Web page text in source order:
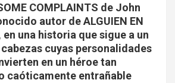
COMPLAINTS de John
autor de ALGUIEN EN
en una historia que sigue a un
cuyas personalidades
en un héroe tan
caóticamente entrañable